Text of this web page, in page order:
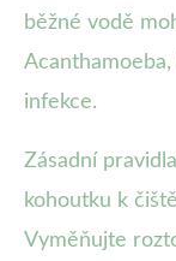
běžné vodě
infekce.
Zásadní
kohoutku k
Vyměňujte